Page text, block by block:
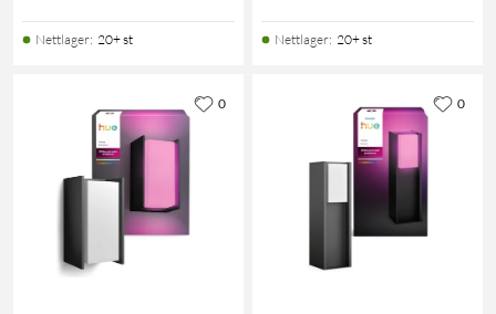
Nettlager: 20+ st Nettlager: 20+ st
0 0